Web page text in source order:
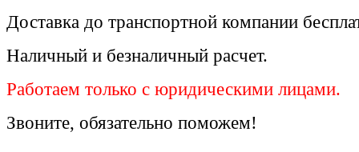
Доставка до транспортной компании
Наличный и безналичный расчет.
Работаем только с юридическими лицами.
Звоните, обязательно поможем!